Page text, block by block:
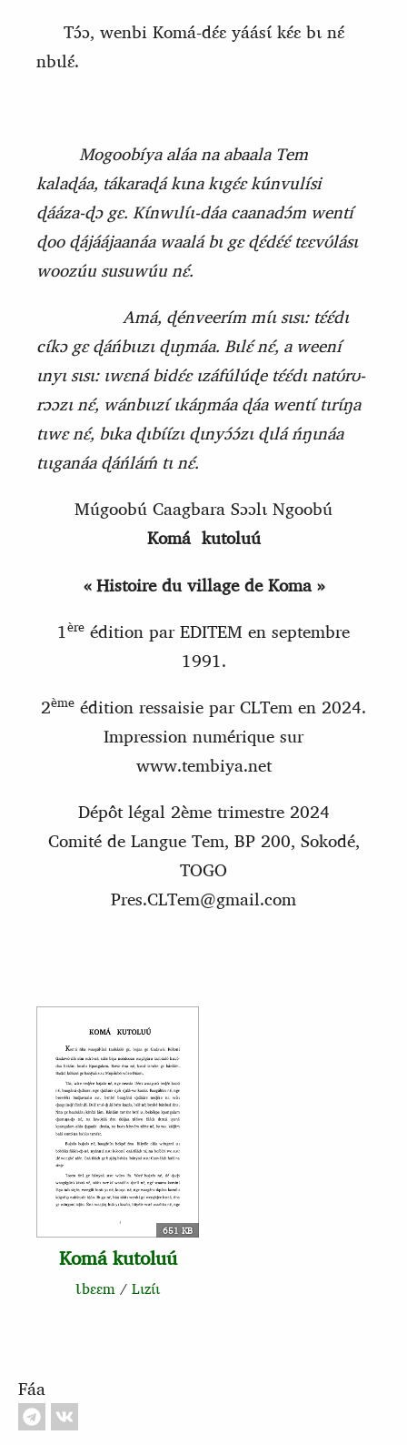
Tɔ́ɔ, wenbi Komá-dɛ́ɛ yáásɩ́ kɛ́ɛ bɩ nɛ́
nbɩlɛ́.
Mogoobíya aláa na abaala Tem
kalaɖáa, tákaraɖá kɩna kɩgɛ́ɛ kúnvulísi
ɖááza-ɖɔ gɛ. Kɩ́nwɩlɩ́ɩ-dáa caanadɔ́m wentí
ɖoo ɖájáájaanáa waalá bɩ gɛ ɖɛ́dɛ́ɛ́ tɛɛvʊ́lásɩ
woozúu susuwúu nɛ́.
Amá, ɖénveerím mɩ́ɩ sɩsɩ: tɛ́ɛ́dɩ
cɩ́kɔ gɛ ɖáńbɩɩzɩ ɖɩŋmáa. Bɩlɛ́ nɛ́, a weení
ɩnyɩ sɩsɩ: ɩwɛná bidɛ́ɛ ɩzáfúlúɖe tɛ́ɛ́dɩ natʊ́rʊ-
rɔɔzɩ nɛ́, wánbɩɩzɩ́ ɩkáŋmáa ɖáa wentɩ́ tɩrɩ́ŋa
tɩwɛ nɛ́, bɩka ɖɩbɩ́ɩ́zɩ ɖɩnyɔ́ɔ́zɩ ɖɩlá ńŋɩnáa
tɩɩganáa ɖáńláḿ tɩ nɛ́.
Múgoobú Caagbara Sɔɔlɩ Ngoobú
Komá kutoluú
« Histoire du village de Koma »
1ère édition par EDITEM en septembre
1991.
2ème édition ressaisie par CLTem en 2024.
Impression numérique sur
www.tembiya.net
Dépôt légal 2ème trimestre 2024
Comité de Langue Tem, BP 200, Sokodé,
TOGO
Pres.CLTem@gmail.com
651 KB
Komá kutoluú
Ɩbɛɛm/Lɩzɩ́ɩ
Fáa